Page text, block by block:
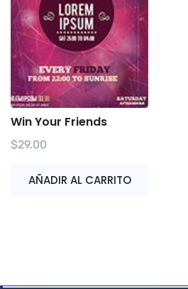
Win Your Friends
$29.00
AÑADIR AL CARRITO